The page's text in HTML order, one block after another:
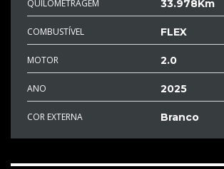
QUILOMETRAGEM 33.978Km
COMBUSTÍVEL FLEX
MOTOR 2.0
ANO 2025
COR EXTERNA Branco